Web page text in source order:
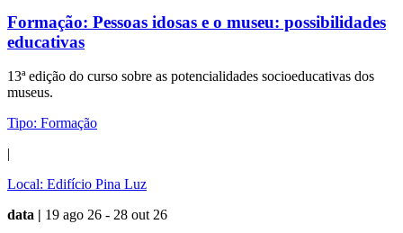
Formação: Pessoas idosas e o museu: possibilidades
educativas
13ª edição do curso sobre as potencialidades socioeducativas dos
museus.
Tipo: Formação
|
Local: Edifício Pina Luz
data | 19 ago 26 - 28 out 26